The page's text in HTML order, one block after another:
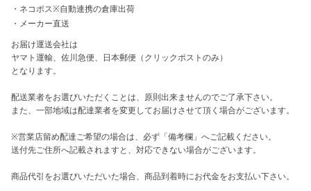
・ ネコポス※自動連携の倉庫出荷
・ メーカー直送
お届け運送会社は
ヤマト運輸、佐川急便、日本郵便（クリックポストのみ）
となります。
配送業者をお選びいただくことは、原則出来ませんのでご了承下さい。
また、一部地域は配達業者を変更してお届けさせて頂く場合がございます。
※営業店留め配達ご希望の場合は、必ず「備考欄」へご記載ください。
送付先ご住所へ記載されますと、対応できない場合がございます。
商品代引をお選びいただいた場合、商品到着時にお代金をお支払い下さい。